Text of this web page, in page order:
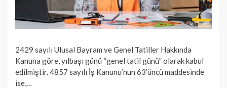
2429 sayılı Ulusal Bay­ram ve Genel Tatiller Hakkında
Kanuna göre, yılbaşı günü “genel tatil günü” olarak kabul
edilmiştir. 4857 sayılı İş Kanunu’nun 63’üncü maddesinde
ise,…